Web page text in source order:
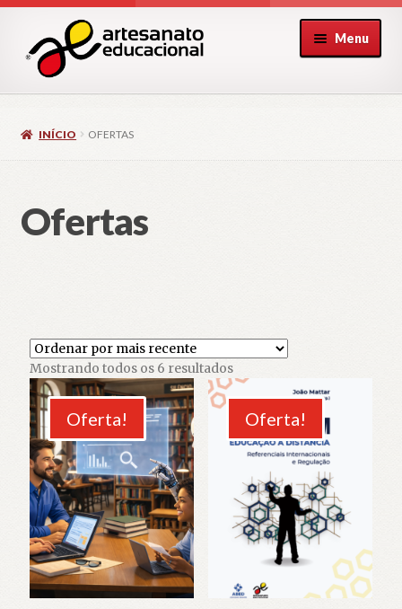
para
navegação
para
conteúdo
Menu
INÍCIO OFERTAS
Ofertas
Mostrando todos os 6 resultadosClassificado
por
recente
Oferta! Oferta!